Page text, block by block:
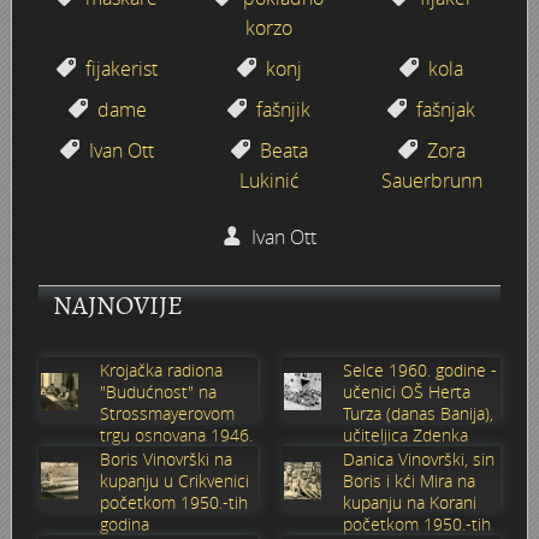
Staklana u Radićevoj ulici
Moda '60-tih
Štafeta mladosti
Regata na Kupi 1977.
Priredba u vrtiću 1972. godina
Povratak s posla
Poplava 1966.
Poduzeće ELEKTRON
korzo
fijakerist konj
kola
dame
fašnjik
fašnjak
Ivan Ott
Beata
Lukinić
Zora
Sauerbrunn
Ivan Ott
NAJNOVIJE
Krojačka radiona
"Budućnost" na
Strossmayerovom
trgu osnovana 1946.
godine
Selce 1960. godine -
učenici OŠ Herta
Turza (danas Banija),
učiteljica Zdenka
Sabolić
Boris Vinovrški na
kupanju u Crikvenici
početkom 1950.-tih
godina
Danica Vinovrški, sin
Boris i kći Mira na
kupanju na Korani
početkom 1950.-tih